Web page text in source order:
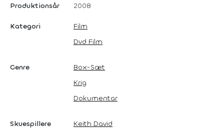
Produktionsår 2008
Kategori
Film
Dvd Film
Genre
Box-Sæt
Krig
Dokumentar
Skuespillere
Keith David